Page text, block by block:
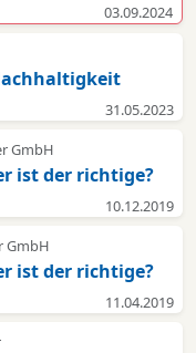
03.09.2024
31.05.2023
GmbH
ist der richtige?
10.12.2019
GmbH
ist der richtige?
11.04.2019